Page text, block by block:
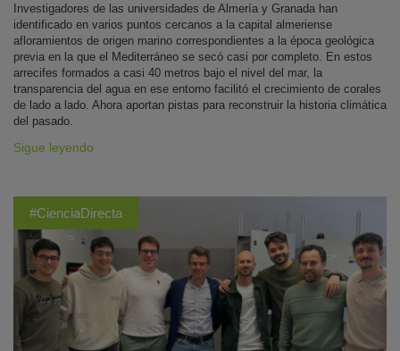
Investigadores de las universidades de Almería y Granada han
identificado en varios puntos cercanos a la capital almeriense
afloramientos de origen marino correspondientes a la época geológica
previa en la que el Mediterráneo se secó casi por completo. En estos
arrecifes formados a casi 40 metros bajo el nivel del mar, la
transparencia del agua en ese entorno facilitó el crecimiento de corales
de lado a lado. Ahora aportan pistas para reconstruir la historia climática
del pasado.
Sigue leyendo
#CienciaDirecta